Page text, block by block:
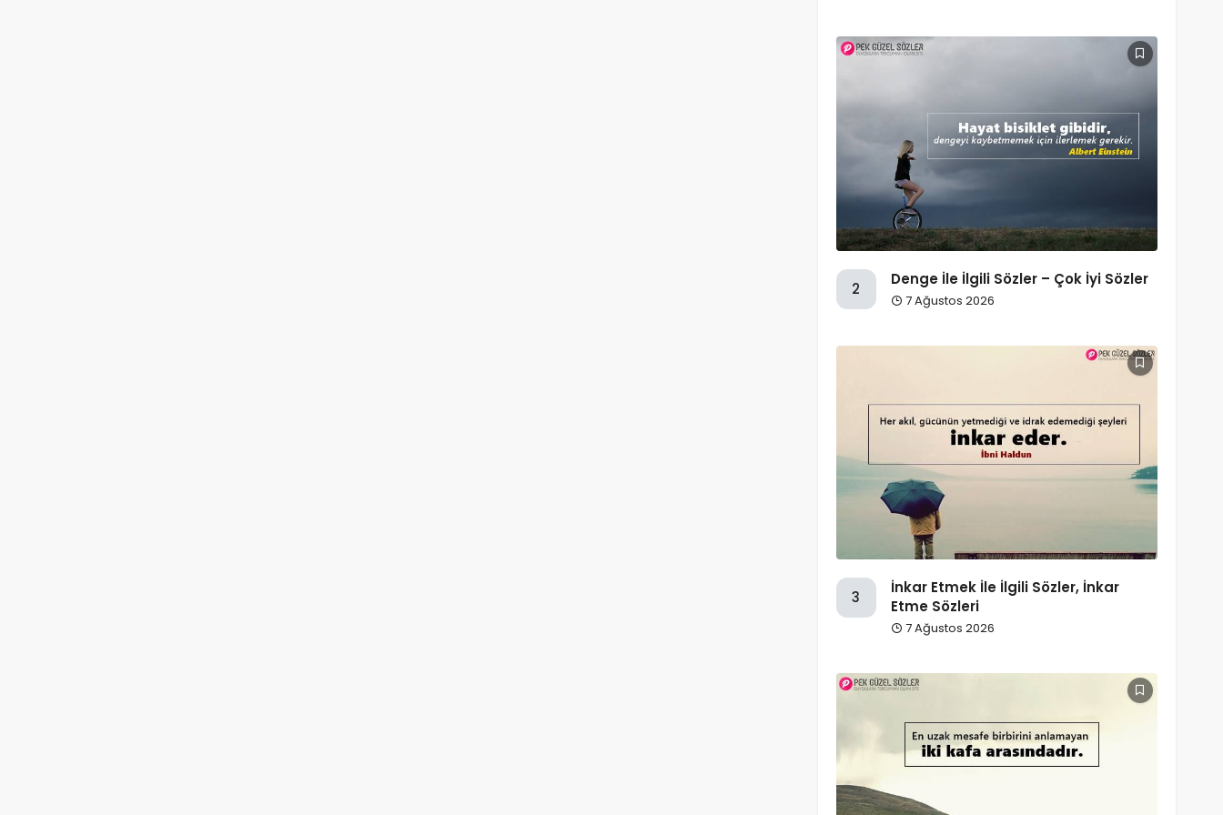
2
Denge İle İlgili Sözler – Çok İyi Sözler
7 Ağustos 2026
3
İnkar Etmek İle İlgili Sözler, İnkar
Etme Sözleri
7 Ağustos 2026